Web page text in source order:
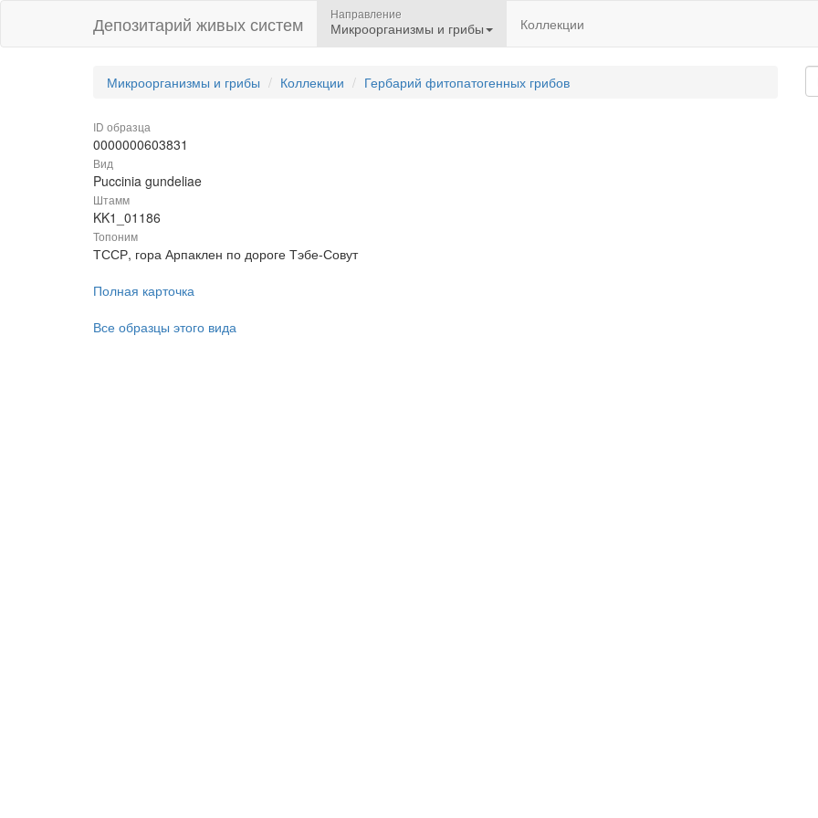
Депозитарий живых систем Направление
Микроорганизмы и грибы Коллекции
Микроорганизмы и грибы Коллекции Гербарий фитопатогенных грибов
ID образца
0000000603831
Вид
Puccinia gundeliae
Штамм
KK1_01186
Топоним
ТССР, гора Арпаклен по дороге Тэбе-Совут
Полная карточка
Все образцы этого вида